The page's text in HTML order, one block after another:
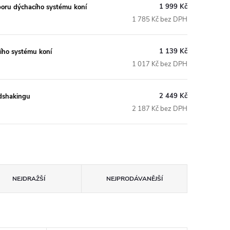
dýchacího systému koní
1 999 Kč
1 785 Kč bez DPH
systému koní
1 139 Kč
1 017 Kč bez DPH
2 449 Kč
2 187 Kč bez DPH
NEJDRAŽŠÍ NEJPRODÁVANĚJŠÍ